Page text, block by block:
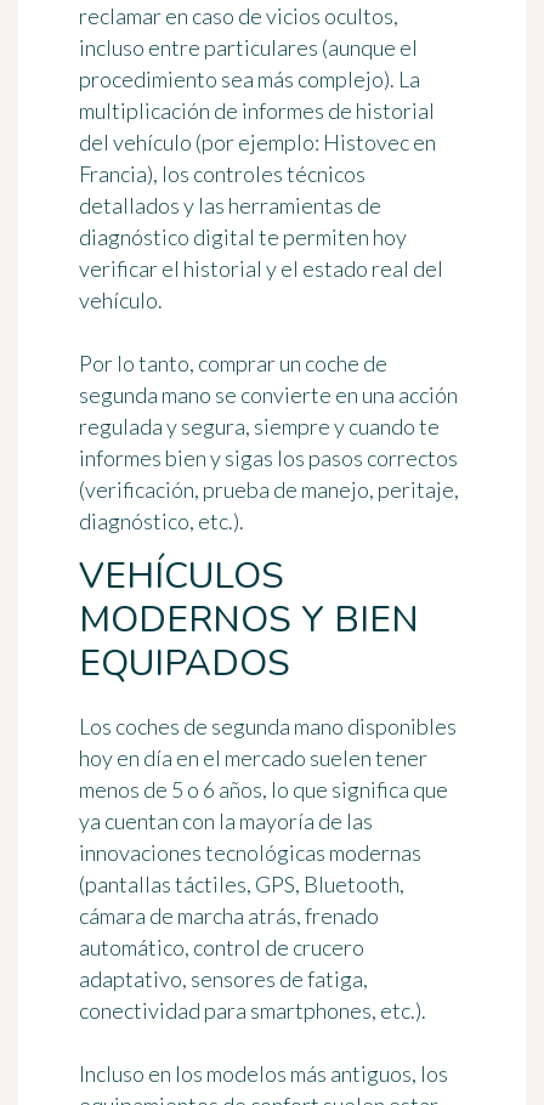
reclamar en caso de vicios ocultos,
incluso entre particulares (aunque el
procedimiento sea más complejo). La
multiplicación de informes de historial
del vehículo (por ejemplo: Histovec en
Francia), los controles técnicos
detallados y las herramientas de
diagnóstico digital te permiten hoy
verificar el historial y el estado real del
vehículo.
Por lo tanto, comprar un coche de
segunda mano se convierte en una acción
regulada y segura, siempre y cuando te
informes bien y sigas los pasos correctos
(verificación, prueba de manejo, peritaje,
diagnóstico, etc.).
VEHÍCULOS
MODERNOS Y BIEN
EQUIPADOS
Los coches de segunda mano disponibles
hoy en día en el mercado suelen tener
menos de 5 o 6 años, lo que significa que
ya cuentan con la mayoría de las
innovaciones tecnológicas modernas
(pantallas táctiles, GPS, Bluetooth,
cámara de marcha atrás, frenado
automático, control de crucero
adaptativo, sensores de fatiga,
conectividad para smartphones, etc.).
Incluso en los modelos más antiguos, los